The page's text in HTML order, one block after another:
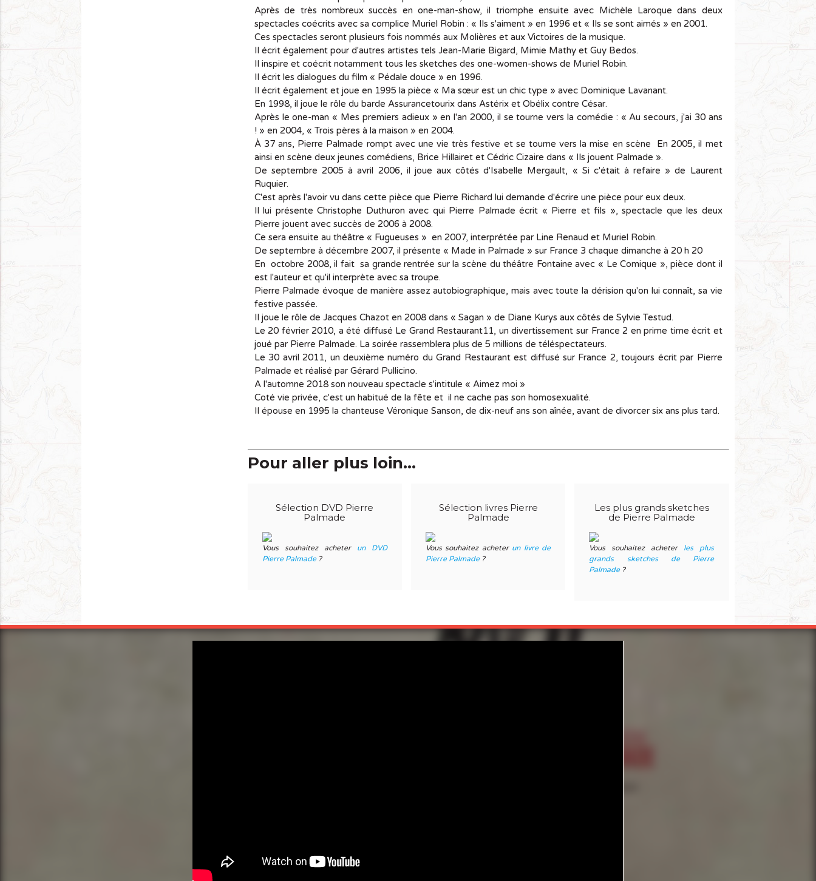
Après de très nombreux succès en one-man-show, il triomphe ensuite avec Michèle Laroque dans deux
spectacles coécrits avec sa complice Muriel Robin : « Ils s'aiment » en 1996 et « Ils se sont aimés » en 2001.
Ces spectacles seront plusieurs fois nommés aux Molières et aux Victoires de la musique.
Il écrit également pour d'autres artistes tels Jean-Marie Bigard, Mimie Mathy et Guy Bedos.
Il inspire et coécrit notamment tous les sketches des one-women-shows de Muriel Robin.
Il écrit les dialogues du film « Pédale douce » en 1996.
Il écrit également et joue en 1995 la pièce « Ma sœur est un chic type » avec Dominique Lavanant.
En 1998, il joue le rôle du barde Assurancetourix dans Astérix et Obélix contre César.
Après le one-man « Mes premiers adieux » en l'an 2000, il se tourne vers la comédie : « Au secours, j'ai 30 ans
! » en 2004, « Trois pères à la maison » en 2004.
À 37 ans, Pierre Palmade rompt avec une vie très festive et se tourne vers la mise en scène En 2005, il met
ainsi en scène deux jeunes comédiens, Brice Hillairet et Cédric Cizaire dans « Ils jouent Palmade ».
De septembre 2005 à avril 2006, il joue aux côtés d'Isabelle Mergault, « Si c'était à refaire » de Laurent
Ruquier.
C'est après l'avoir vu dans cette pièce que Pierre Richard lui demande d'écrire une pièce pour eux deux.
Il lui présente Christophe Duthuron avec qui Pierre Palmade écrit « Pierre et fils », spectacle que les deux
Pierre jouent avec succès de 2006 à 2008.
Ce sera ensuite au théâtre « Fugueuses » en 2007, interprétée par Line Renaud et Muriel Robin.
De septembre à décembre 2007, il présente « Made in Palmade » sur France 3 chaque dimanche à 20 h 20
En octobre 2008, il fait sa grande rentrée sur la scène du théâtre Fontaine avec « Le Comique », pièce dont il
est l'auteur et qu'il interprète avec sa troupe.
Pierre Palmade évoque de manière assez autobiographique, mais avec toute la dérision qu'on lui connaît, sa vie
festive passée.
Il joue le rôle de Jacques Chazot en 2008 dans « Sagan » de Diane Kurys aux côtés de Sylvie Testud.
Le 20 février 2010, a été diffusé Le Grand Restaurant11, un divertissement sur France 2 en prime time écrit et
joué par Pierre Palmade. La soirée rassemblera plus de 5 millions de téléspectateurs.
Le 30 avril 2011, un deuxième numéro du Grand Restaurant est diffusé sur France 2, toujours écrit par Pierre
Palmade et réalisé par Gérard Pullicino.
A l'automne 2018 son nouveau spectacle s'intitule « Aimez moi »
Coté vie privée, c'est un habitué de la fête et il ne cache pas son homosexualité.
Il épouse en 1995 la chanteuse Véronique Sanson, de dix-neuf ans son aînée, avant de divorcer six ans plus tard.
Pour aller plus loin...
Sélection DVD Pierre
Palmade
Vous souhaitez acheter
un DVD
Pierre Palmade?
Sélection livres Pierre
Palmade
Vous souhaitez acheter un livre de
Pierre Palmade?
Les plus grands sketches
de Pierre Palmade
Vous souhaitez acheter les plus
grands sketches de Pierre
Palmade?